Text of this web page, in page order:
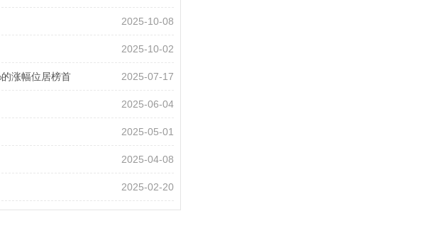
2025-10-08
2025-10-02
涨幅位居榜首 2025-07-17
2025-06-04
2025-05-01
2025-04-08
2025-02-20